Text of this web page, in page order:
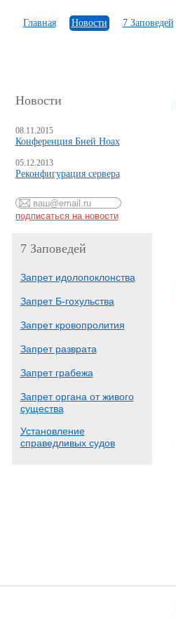
Главная Новости 7 Заповедей
Новости
08.11.2015
Конференция Бней Ноах
05.12.2013
Реконфигурация сервера
7 Заповедей
Запрет идолопоклонства
Запрет Б-гохульства
Запрет кровопролития
Запрет разврата
Запрет грабежа
Запрет органа от живого
существа
Установление
справедливых судов